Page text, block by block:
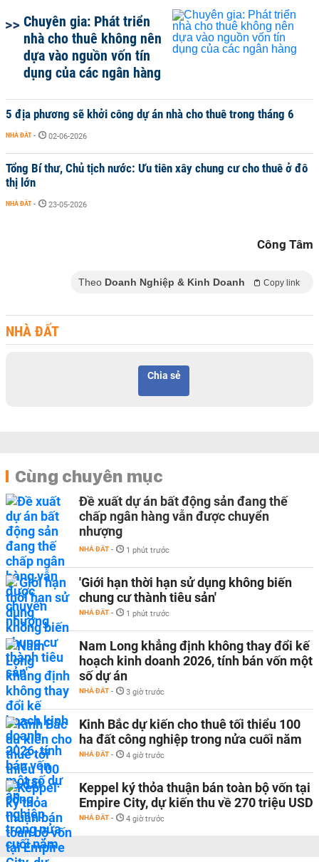
Chuyên gia: Phát triển
nhà cho thuê không nên
dựa vào nguồn vốn tín
dụng của các ngân hàng
5 địa phương sẽ khởi công dự án nhà cho thuê trong tháng 6
NHÀ ĐẤT - 02-06-2026
Tổng Bí thư, Chủ tịch nước: Ưu tiên xây chung cư cho thuê ở đô
thị lớn
NHÀ ĐẤT - 23-05-2026
Công Tâm
Theo Doanh Nghiệp & Kinh Doanh Copy link
NHÀ ĐẤT
Chia sẻ
Cùng chuyên mục
Đề xuất dự án bất động sản đang thế
chấp ngân hàng vẫn được chuyển
nhượng
NHÀ ĐẤT - 1 phút trước
'Giới hạn thời hạn sử dụng không biến
chung cư thành tiêu sản'
NHÀ ĐẤT - 1 phút trước
Nam Long khẳng định không thay đổi kế
hoạch kinh doanh 2026, tính bán vốn một
số dự án
NHÀ ĐẤT - 3 giờ trước
Kinh Bắc dự kiến cho thuê tối thiểu 100
ha đất công nghiệp trong nửa cuối năm
NHÀ ĐẤT - 4 giờ trước
Keppel ký thỏa thuận bán toàn bộ vốn tại
Empire City, dự kiến thu về 270 triệu USD
NHÀ ĐẤT - 4 giờ trước